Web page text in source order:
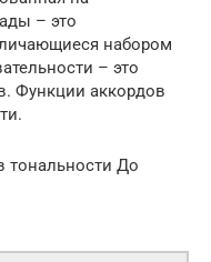
– это
набором
– это
Функции аккордов
тональности До